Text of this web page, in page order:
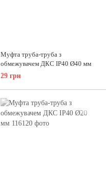
Муфта труба-труба з
обмежувачем ДКС IP40 Ø40 мм
29 грн